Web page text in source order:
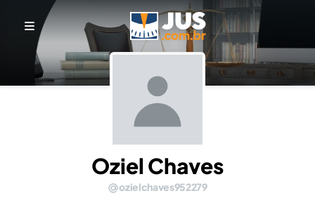
Oziel Chaves
ozielchaves952279